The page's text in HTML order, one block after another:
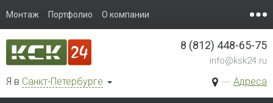
Монтаж Портфолио О компании
Я в Санкт-Петербурге Адреса
8 (812) 448-65-75
info@ksk24.ru